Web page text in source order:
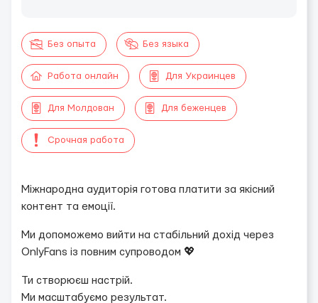
Без опыта Без языка
Работа онлайн Для Украинцев
Для Молдован Для беженцев
Срочная работа
Міжнародна аудиторія готова платити за якісний
контент та емоції.
Ми допоможемо вийти на стабільний дохід через
OnlyFans із повним супроводом 💖
Ти створюєш настрій.
Ми масштабуємо результат.